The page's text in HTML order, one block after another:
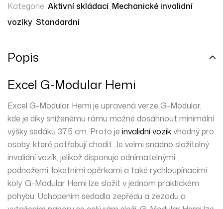
Kategorie: Aktivní skládací, Mechanické invalidní
vozíky, Standardní
Popis
Excel G-Modular Hemi
Excel G-Modular Hemi je upravená verze G-Modular,
kde je díky sníženému rámu možné dosáhnout minimální
výšky sedáku 37,5 cm. Proto je invalidní vozíkvhodný pro
osoby, které potřebují chodit. Je velmi snadno složitelný
invalidní vozík, jelikož disponuje odnímatelnými
podnožemi, loketními opěrkami a také rychloupínacími
koly. G-Modular Hemi lze složit v jednom praktickém
pohybu. Uchopením sedadla zepředu a zezadu a